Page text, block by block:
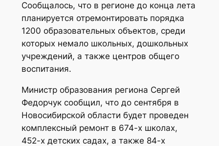
Сообщалось, что в регионе до конца лета
планируется отремонтировать порядка
1200 образовательных объектов, среди
которых немало школьных, дошкольных
учреждений, а также центров общего
воспитания.
Министр образования региона Сергей
Федорчук сообщил, что до сентября в
Новосибирской области будет проведен
комплексный ремонт в 674-х школах,
452-х детских садах, а также 84-х